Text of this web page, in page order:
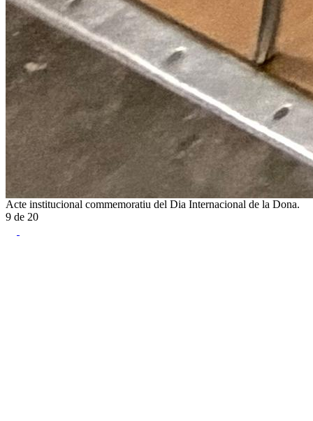
Acte institucional commemoratiu del Dia Internacional de la Dona.
9 de 20